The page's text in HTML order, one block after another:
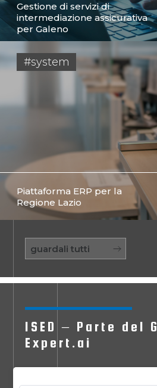
Gestione di servizi di
intermediazione assicurativa
per Galeno
#system
Piattaforma ERP per la
Regione Lazio
guardali tutti
ISED – Parte del
Expert.ai